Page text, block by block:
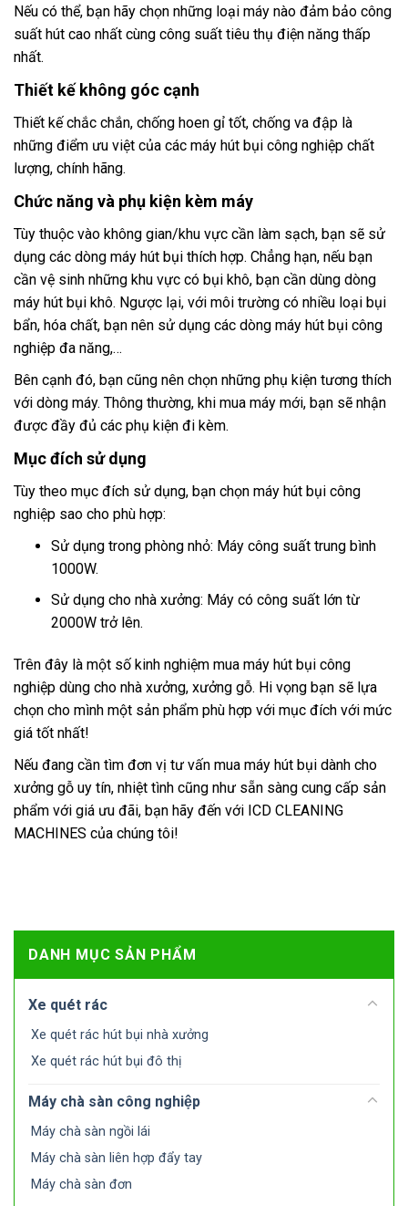
Nếu có thể, bạn hãy chọn những loại máy nào đảm bảo công
suất hút cao nhất cùng công suất tiêu thụ điện năng thấp
nhất.
Thiết kế không góc cạnh
Thiết kế chắc chắn, chống hoen gỉ tốt, chống va đập là
những điểm ưu việt của các máy hút bụi công nghiệp chất
lượng, chính hãng.
Chức năng và phụ kiện kèm máy
Tùy thuộc vào không gian/khu vực cần làm sạch, bạn sẽ sử
dụng các dòng máy hút bụi thích hợp. Chẳng hạn, nếu bạn
cần vệ sinh những khu vực có bụi khô, bạn cần dùng dòng
máy hút bụi khô. Ngược lại, với môi trường có nhiều loại bụi
bẩn, hóa chất, bạn nên sử dụng các dòng máy hút bụi công
nghiệp đa năng,…
Bên cạnh đó, bạn cũng nên chọn những phụ kiện tương thích
với dòng máy. Thông thường, khi mua máy mới, bạn sẽ nhận
được đầy đủ các phụ kiện đi kèm.
Mục đích sử dụng
Tùy theo mục đích sử dụng, bạn chọn máy hút bụi công
nghiệp sao cho phù hợp:
Sử dụng trong phòng nhỏ: Máy công suất trung bình
1000W.
Sử dụng cho nhà xưởng: Máy có công suất lớn từ
2000W trở lên.
Trên đây là một số kinh nghiệm mua máy hút bụi công
nghiệp dùng cho nhà xưởng, xưởng gỗ. Hi vọng bạn sẽ lựa
chọn cho mình một sản phẩm phù hợp với mục đích với mức
giá tốt nhất!
Nếu đang cần tìm đơn vị tư vấn mua máy hút bụi dành cho
xưởng gỗ uy tín, nhiệt tình cũng như sẵn sàng cung cấp sản
phẩm với giá ưu đãi, bạn hãy đến với ICD CLEANING
MACHINES của chúng tôi!
DANH MỤC SẢN PHẨM
Xe quét rác
Xe quét rác hút bụi nhà xưởng
Xe quét rác hút bụi đô thị
Máy chà sàn công nghiệp
Máy chà sàn ngồi lái
Máy chà sàn liên hợp đẩy tay
Máy chà sàn đơn